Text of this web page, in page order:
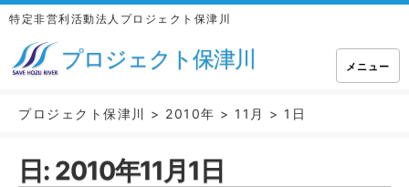
特定非営利活動法人プロジェクト保津川
プロジェクト保津川 メニュー
プロジェクト保津川 > 2010年 > 11月 > 1日
日: 2010年11月1日